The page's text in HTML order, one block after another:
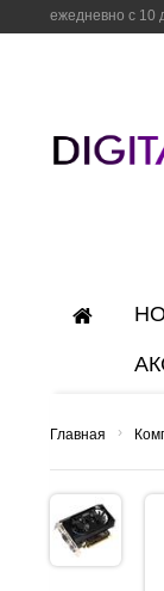
ежедневно с 10
Главная ›